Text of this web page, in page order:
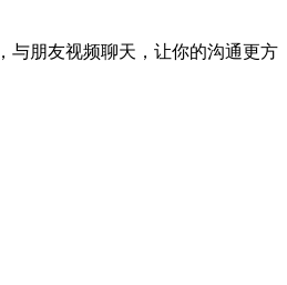
与朋友视频聊天，让你的沟通更方